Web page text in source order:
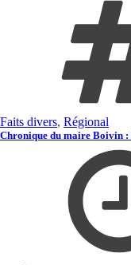
Faits divers, Régional
Chronique du maire Boivin :